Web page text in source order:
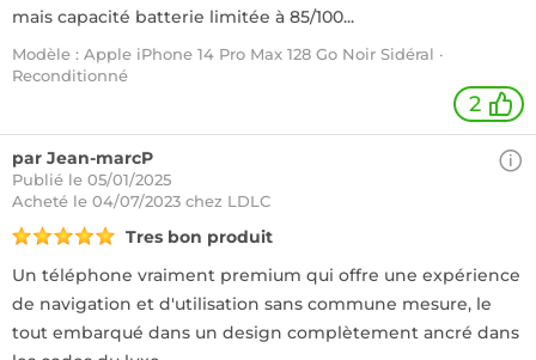
mais capacité batterie limitée à 85/100...
Modèle : Apple iPhone 14 Pro Max 128 Go Noir Sidéral ·
Reconditionné
2
par Jean-marcP
Publié le 05/01/2025
Acheté le 04/07/2023 chez LDLC
Tres bon produit
Un téléphone vraiment premium qui offre une expérience
de navigation et d'utilisation sans commune mesure, le
tout embarqué dans un design complètement ancré dans